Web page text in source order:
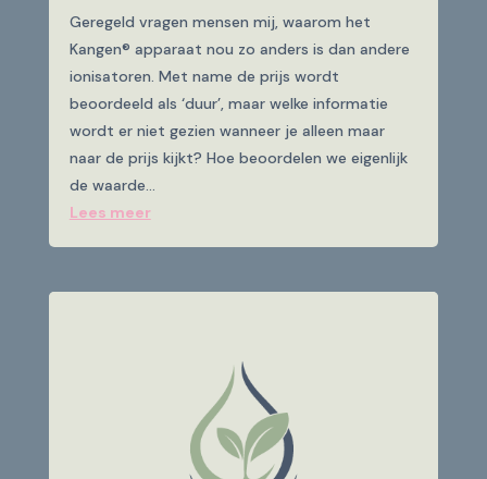
Geregeld vragen mensen mij, waarom het
Kangen® apparaat nou zo anders is dan andere
ionisatoren. Met name de prijs wordt
beoordeeld als ‘duur’, maar welke informatie
wordt er niet gezien wanneer je alleen maar
naar de prijs kijkt? Hoe beoordelen we eigenlijk
de waarde...
Lees meer